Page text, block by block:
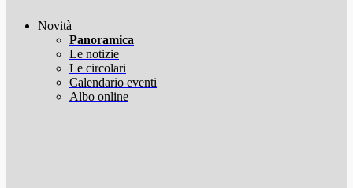
Novità
Panoramica
Le notizie
Le circolari
Calendario eventi
Albo online